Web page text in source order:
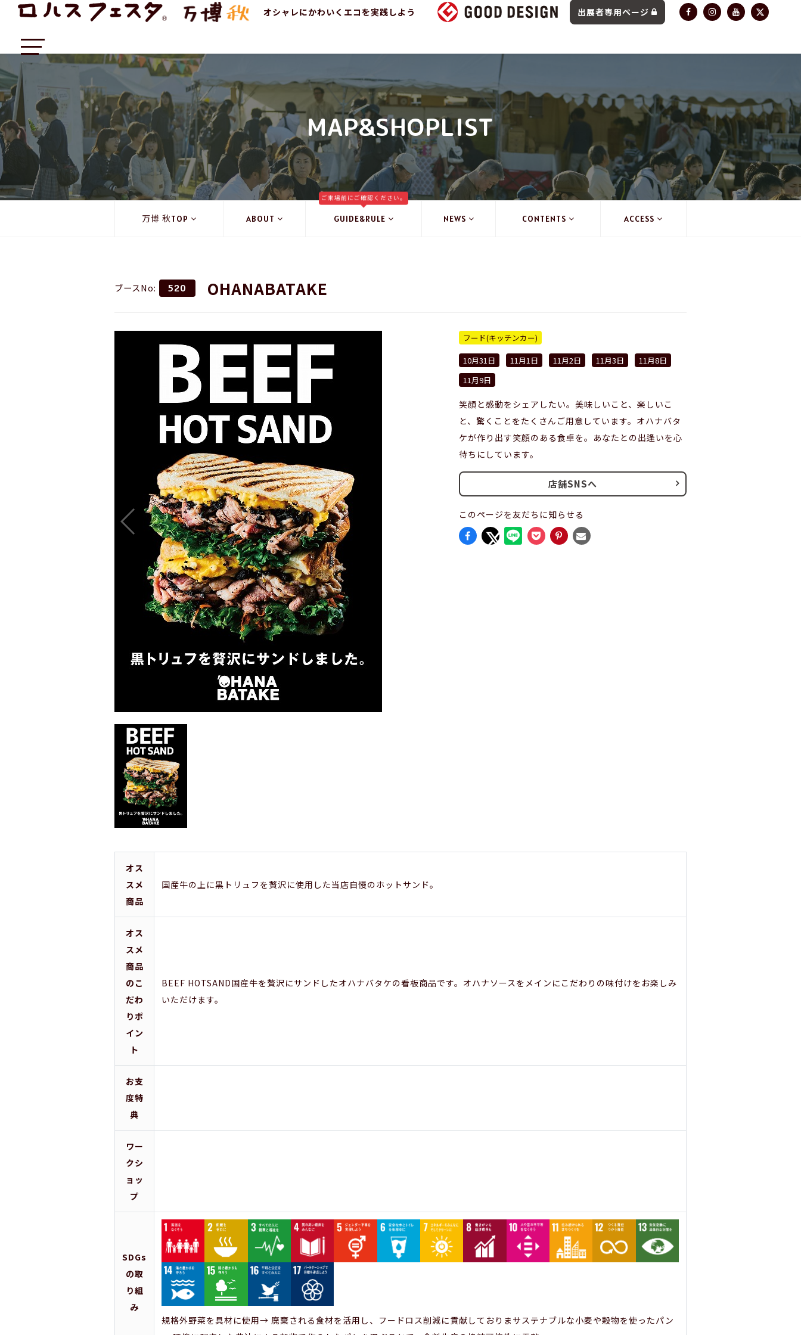
オシャレにかわいくエコを実践しよう 出展者専用ページ
MAP&SHOPLIST
万博 秋TOP ABOUT GUIDE&RULE
ご来場前にご確認ください。
NEWS CONTENTS ACCESS
ブースNo: 520 OHANABATAKE
フード(キッチンカー)
10月31日
11月1日 11月2日 11月3日
11月8日
11月9日
笑顔と感動をシェアしたい。美味しいこと、楽しいこ
と、驚くことをたくさんご用意しています。オハナバタ
ケが作り出す笑顔のある食卓を。あなたとの出逢いを心
待ちにしています。
店舗SNSへ
このページを友だちに知らせる
オス
スメ
商品
国産牛の上に黒トリュフを贅沢に使用した当店自慢のホットサンド。
オス
スメ
商品
のこ
だわ
りポ
イン
ト
BEEF HOTSAND国産牛を贅沢にサンドしたオハナバタケの看板商品です。オハナソースをメインにこだわりの味付けをお楽しみ
いただけます。
お支
度特
典
ワー
クシ
ョッ
プ
SDGs
の取
り組
み
規格外野菜を具材に使用→ 廃棄される食材を活用し、フードロス削減に貢献しておりまサステナブルな小麦や穀物を使ったパン